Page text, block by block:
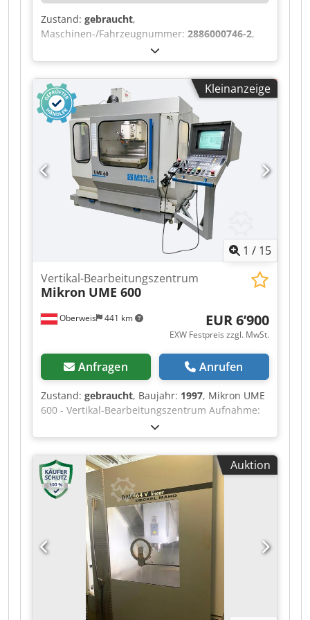
Zustand: gebraucht,
Maschinen-/Fahrzeugnummer: 2886000746-2,
Diese Deckel Maho CNC-Fräsmaschine, Modell:
DMC 103V, wird in unserer Industrieauktion /
Maschinenauktion Standortschließung J&S
GmbH Automotive Technology - BGA -
Werkstatteinrichtung, Werkzeuge,
Lagereinrichtung, Material, Büro,
Kantineneinrichtung, online versteigert. Diese
und viele weitere Positionen finden Sie auf
unserer Plattform. Dkjdpszp Dg Dsfx Ab Njr
Kleinanzeige
1 / 15
Oberweis 441 km
Vertikal-Bearbeitungszentrum
Mikron UME 600
EUR 6’900
EXW Festpreis zzgl. MwSt.
Anfragen Anrufen
Zustand: gebraucht, Baujahr: 1997, Mikron UME
600 - Vertikal-Bearbeitungszentrum Aufnahme:
SK40 X/Y/Z: 600 / 500 / 450 mm - Heidenhain TNC
407 CNC-Steuerung - SARA UC1 SD3 Luftreiniger
- Kühlmitteleinrichtung - Späneförderer -
Baujahr 1997 Technische Daten Dedpfxozpymys
Ab Njkr - Spindelaufnahme: SK40 - Verfahrweg
X-Achse: 600 mm - Verfahrweg Y-Achse: 500 mm
- Verfahrweg Z-Achse: 450 mm -
Vorschubbereich: 0 - 10000 mm/min -
Spindeldrehzahl: 5 - 5000 U/min - Pinolenhub:
90 mm - Tischgröße: 900 × 530 mm -
Spindelleistung: 6 kW - Gesamtleistungsbedarf:
9 kW - Betriebsspannung: 400 V - Platzbedarf mit
Steuerung & Absaugung BxHxT: 3500 x 3000 x
3500 mm - Maße ohne Steuerung & Absaugung
Auktion